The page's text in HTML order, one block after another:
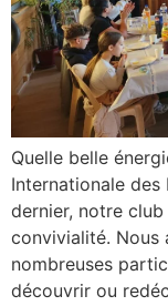
Quelle belle
Internationale des
dernier, notre
convivialité. Nous
nombreuses
découvrir ou